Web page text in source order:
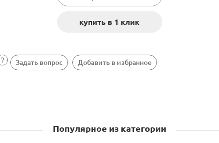
Задать вопрос Добавить в избранное
Популярное из категории